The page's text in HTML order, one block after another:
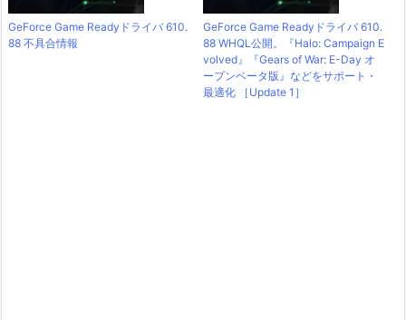
GeForce Game Readyドライバ 610.
88 不具合情報
GeForce Game Readyドライバ 610.
88 WHQL公開。『Halo: Campaign E
volved』『Gears of War: E-Day オ
ープンベータ版』などをサポート・
最適化 ［Update 1］